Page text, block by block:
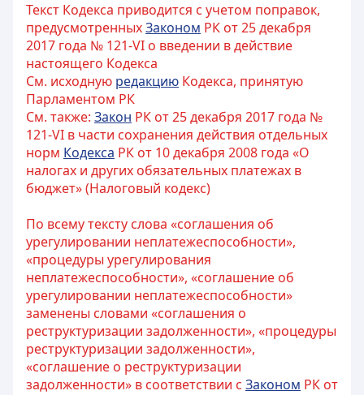
Текст Кодекса приводится с учетом поправок,
предусмотренныхЗаконом РК от 25 декабря
2017 года № 121-VI о введении в действие
настоящего Кодекса
См. исходную редакцию Кодекса, принятую
Парламентом РК
См. также: Закон РК от 25 декабря 2017 года №
121-VI в части сохранения действия отдельных
норм Кодекса РК от 10 декабря 2008 года «О
налогах и других обязательных платежах в
бюджет» (Налоговый кодекс)
По всему тексту слова «соглашения об
урегулировании неплатежеспособности»,
«процедуры урегулирования
неплатежеспособности», «соглашение об
урегулировании неплатежеспособности»
заменены словами «соглашения о
реструктуризации задолженности», «процедуры
реструктуризации задолженности»,
«соглашение о реструктуризации
задолженности» в соответствии с Законом РК от